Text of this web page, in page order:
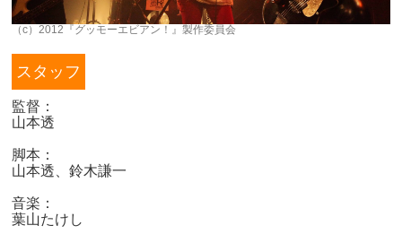
（c）2012『グッモーエビアン！』製作委員会
スタッフ
監督：
山本透
脚本：
山本透、鈴木謙一
音楽：
葉山たけし